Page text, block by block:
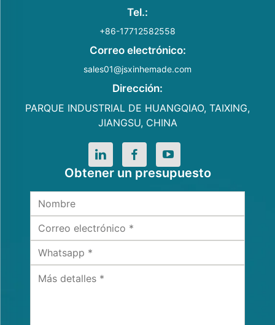
Tel.:
+86-17712582558
Correo electrónico:
sales01@jsxinhemade.com
Dirección:
PARQUE INDUSTRIAL DE HUANGQIAO, TAIXING,
JIANGSU, CHINA
Obtener un presupuesto